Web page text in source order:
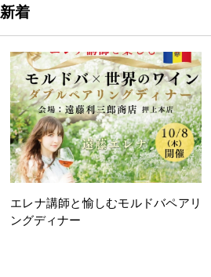
新着
エレナ講師と愉しむモルドバペアリ
ングディナー